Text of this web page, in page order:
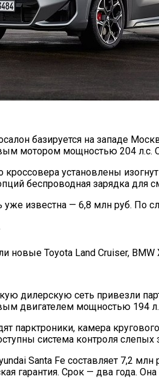
базируется на западе
мотором мощностью 204 л.с.
кроссовера установлены
беспроводная зарядка для
уже известна — 6,8 млн руб. По
дилерскую сеть привезли
двигателем мощностью 194
парктроники, камера
система контроля
Santa Fe составляет 7,2
гарантия. Срок — два года.